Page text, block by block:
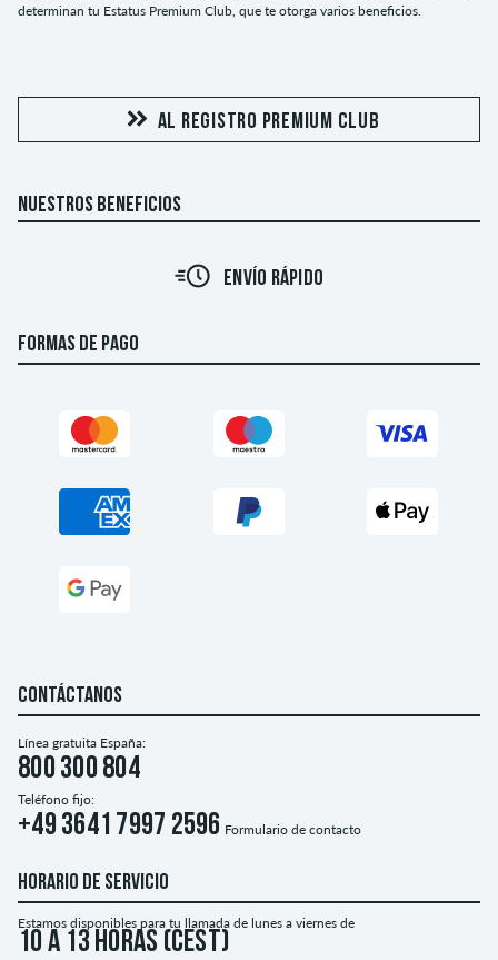
determinan tu Estatus Premium Club, que te otorga varios beneficios.
AL REGISTRO PREMIUM CLUB
NUESTROS BENEFICIOS
ENVÍO RÁPIDO
FORMAS DE PAGO
CONTÁCTANOS
Línea gratuita España:
800 300 804
Teléfono fijo:
+49 3641 7997 2596 Formulario de contacto
HORARIO DE SERVICIO
Estamos disponibles para tu llamada de lunes a viernes de
10 a 13 horas (CEST)